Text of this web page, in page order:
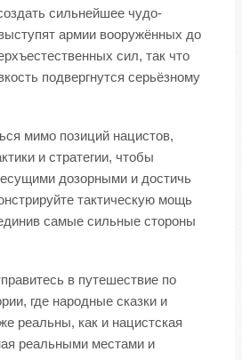
сильнейшее чудо-
армии вооружённых до
сил, так что
подвергнутся серьёзному
мимо позиций нацистов,
и стратегии, чтобы
дозорными и достичь
тактическую мощь
самые сильные стороны
в путешествие по
где народные сказки и
реальны, как и нацистская
реальными местами и